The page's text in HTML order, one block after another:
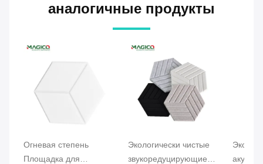
аналогичные продукты
Огневая степень
Площадка для
Экологически чистые
звукоредуцирующие